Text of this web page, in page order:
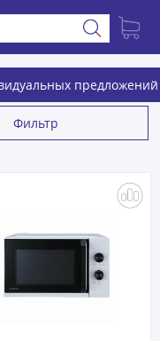
предложений
Фильтр